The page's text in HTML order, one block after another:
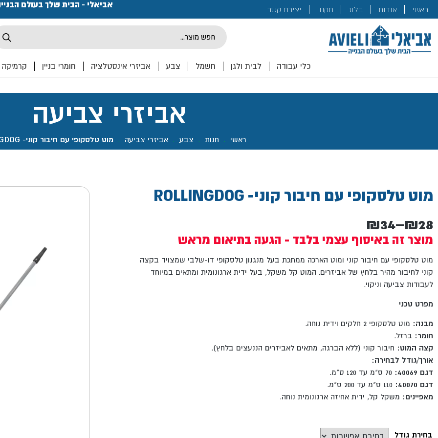
ראשי אודות בלוג תקנון יצירת קשרלכם!
אביאלי - הבית שלך בעולם
Products
search
כלי עבודה לבית ולגן חשמל צבע אביזרי אינסטלציה חומרי בניין קרמיקה
אביזרי צביעה
ראשי . חנות . צבע . אביזרי צביעה . מוט טלסקופי עם חיבור קוני- ROLLINGDOG
מוט טלסקופי עם חיבור קוני- ROLLINGDOG
₪28
–
₪34
טווח
מחירים:
עד
מוצר זה באיסוף עצמי בלבד - הגעה בתיאום מראש
מוט טלסקופי עם חיבור קוני ומוט הארכה ממתכת בעל מנגנון טלסקופי דו-שלבי שמצויד בקצה
קוני לחיבור מהיר בלחץ של אביזרים. המוט קל משקל, בעל ידית ארגונומית ומתאים במיוחד
לעבודות צביעה וניקוי.
מפרט טכני
מבנה: מוט טלסקופי 2 חלקים וידית נוחה.
חומר: ברזל.
קצה המוט: חיבור קוני (ללא הברגה, מתאים לאביזרים הננעצים בלחץ).
אורך/גודל לבחירה:
דגם 40069:
דגם 40070:
מאפיינים: משקל קל, ידית אחיזה ארגונומית נוחה.
בחירת גודל